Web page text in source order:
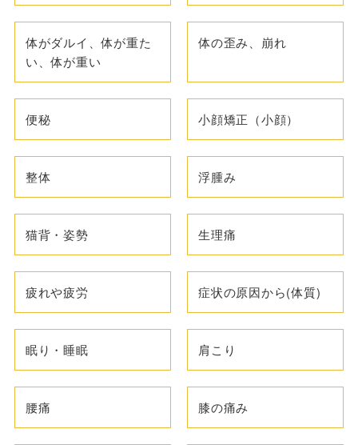
体がダルイ、体が重た
い、体が重い
体の歪み、崩れ
便秘 小顔矯正（小顔）
整体 浮腫み
猫背・姿勢 生理痛
疲れや疲労 症状の原因から(体質)
眠り・睡眠 肩こり
腰痛 膝の痛み